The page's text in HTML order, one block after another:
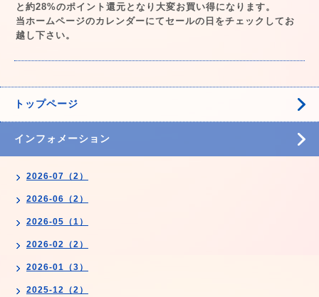
と約28%のポイント還元となり大変お買い得になります。
当ホームページのカレンダーにてセールの日をチェックしてお
越し下さい。
トップページ
インフォメーション
2026-07（2）
2026-06（2）
2026-05（1）
2026-02（2）
2026-01（3）
2025-12（2）